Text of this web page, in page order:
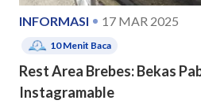
INFORMASI 17 MAR 2025
10Menit Baca
Rest Area Brebes: Bekas
Instagramable